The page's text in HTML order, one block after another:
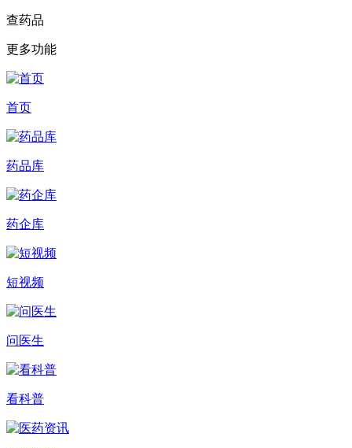
查药品
更多功能
首页
药品库
药企库
短视频
问医生
看科普